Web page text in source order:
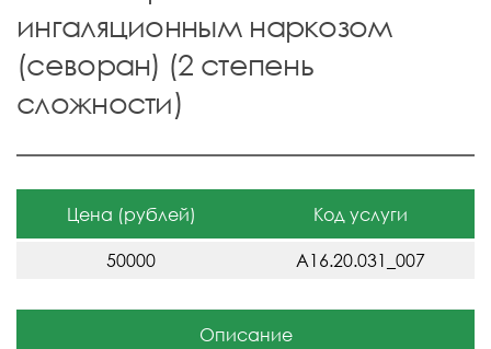
ингаляционным наркозом
(севоран) (2 степень
сложности)
Цена (рублей) Код услуги
50000 A16.20.031_007
Описание